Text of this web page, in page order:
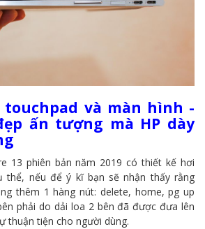
touchpad và màn hình -
ấn tượng mà HP dày
13 phiên bản năm 2019 có thiết kế hơi
thể, nếu để ý kĩ bạn sẽ nhận thấy rằng
thêm 1 hàng nút: delete, home, pg up
phải do dải loa 2 bên đã được đưa lên
thuận tiện cho người dùng.